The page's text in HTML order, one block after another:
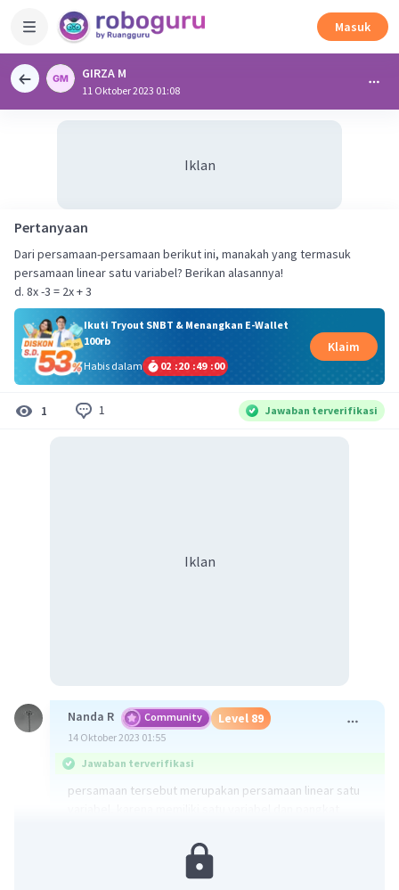
Masuk
GIRZA M
11 Oktober 2023 01:08
Iklan
Pertanyaan
Dari persamaan-persamaan berikut ini, manakah yang termasuk
persamaan linear satu variabel? Berikan alasannya!
d. 8x -3 = 2x + 3
Ikuti Tryout SNBT & Menangkan E-Wallet
100rb
Habis dalam
02 :20 :48 :59
Klaim
1 1 Jawaban terverifikasi
Iklan
Nanda R Community Level 89
14 Oktober 2023 01:55
Jawaban terverifikasi
persamaan tersebut merupakan persamaan linear satu